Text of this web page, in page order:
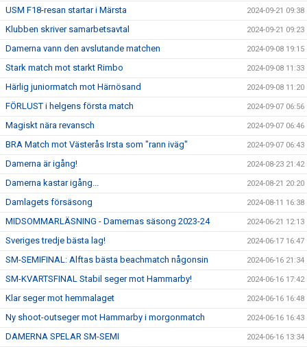
USM F18-resan startar i Märsta 2024-09-21 09:38
Klubben skriver samarbetsavtal 2024-09-21 09:23
Damerna vann den avslutande matchen 2024-09-08 19:15
Stark match mot starkt Rimbo 2024-09-08 11:33
Härlig juniormatch mot Härnösand 2024-09-08 11:20
FÖRLUST i helgens första match 2024-09-07 06:56
Magiskt nära revansch 2024-09-07 06:46
BRA Match mot Västerås Irsta som "rann iväg" 2024-09-07 06:43
Damerna är igång! 2024-08-23 21:42
Damerna kastar igång... 2024-08-21 20:20
Damlagets försäsong 2024-08-11 16:38
MIDSOMMARLÄSNING - Damernas säsong 2023-24 2024-06-21 12:13
Sveriges tredje bästa lag! 2024-06-17 16:47
SM-SEMIFINAL: Alftas bästa beachmatch någonsin 2024-06-16 21:34
SM-KVARTSFINAL Stabil seger mot Hammarby! 2024-06-16 17:42
Klar seger mot hemmalaget 2024-06-16 16:48
Ny shoot-outseger mot Hammarby i morgonmatch 2024-06-16 16:43
DAMERNA SPELAR SM-SEMI 2024-06-16 13:34